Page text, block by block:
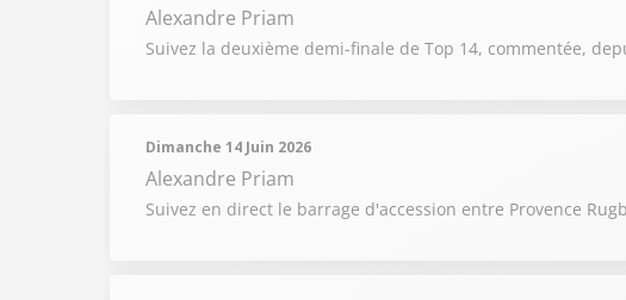
Alexandre Priam
Suivez la deuxième demi-finale de Top 14, commentée,
Dimanche 14 Juin 2026
Alexandre Priam
Suivez en direct le barrage d'accession entre Provence